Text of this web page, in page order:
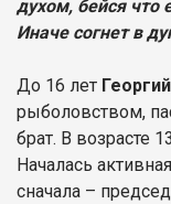
духом, бейся что
Иначе согнет в
До 16 лет Георгий
рыболовством,
брат. В возрасте
Началась
сначала –